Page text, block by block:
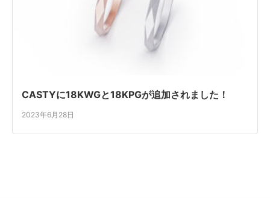
CASTYに18KWGと18KPGが追加されました！
2023年6月28日